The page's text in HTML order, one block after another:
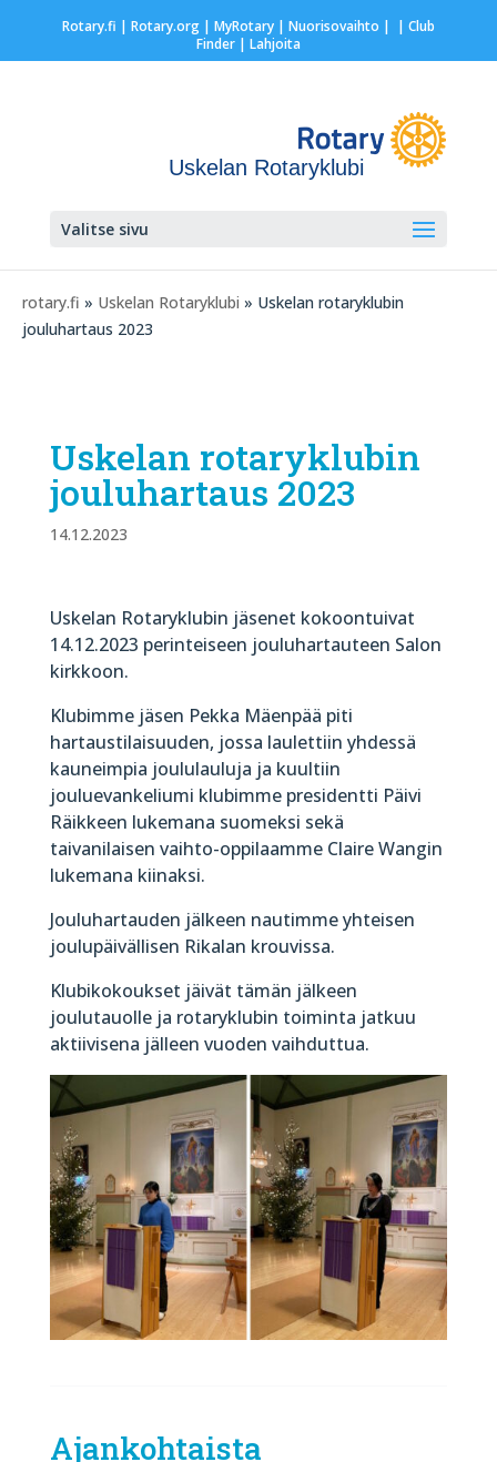
Rotary.fi | Rotary.org| MyRotary | Nuorisovaihto | | Club
Finder| Lahjoita
Uskelan Rotaryklubi
Valitse sivu
rotary.fi » Uskelan Rotaryklubi » Uskelan rotaryklubin
jouluhartaus 2023
Uskelan rotaryklubin
jouluhartaus 2023
14.12.2023
Uskelan Rotaryklubin jäsenet kokoontuivat
14.12.2023 perinteiseen jouluhartauteen Salon
kirkkoon.
Klubimme jäsen Pekka Mäenpää piti
hartaustilaisuuden, jossa laulettiin yhdessä
kauneimpia joululauluja ja kuultiin
jouluevankeliumi klubimme presidentti Päivi
Räikkeen lukemana suomeksi sekä
taivanilaisen vaihto-oppilaamme Claire Wangin
lukemana kiinaksi.
Jouluhartauden jälkeen nautimme yhteisen
joulupäivällisen Rikalan krouvissa.
Klubikokoukset jäivät tämän jälkeen
joulutauolle ja rotaryklubin toiminta jatkuu
aktiivisena jälleen vuoden vaihduttua.
Ajankohtaista